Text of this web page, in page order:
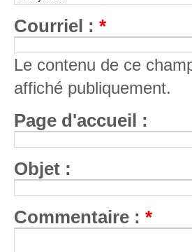
Courriel : *
Le contenu de ce
affiché publiquement.
Page d'accueil :
Objet :
Commentaire : *